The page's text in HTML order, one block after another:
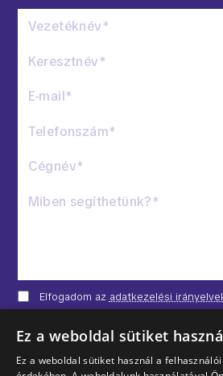
Elfogadom az adatkezelési
ÜZENET ELKÜLDÉSE
Ez a weboldal sütiket
Ez a weboldal sütiket használ a